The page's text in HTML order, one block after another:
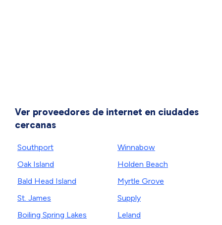
Ver proveedores de internet en ciudades
cercanas
Southport
Oak Island
Bald Head Island
St. James
Boiling Spring Lakes
Winnabow
Holden Beach
Myrtle Grove
Supply
Leland